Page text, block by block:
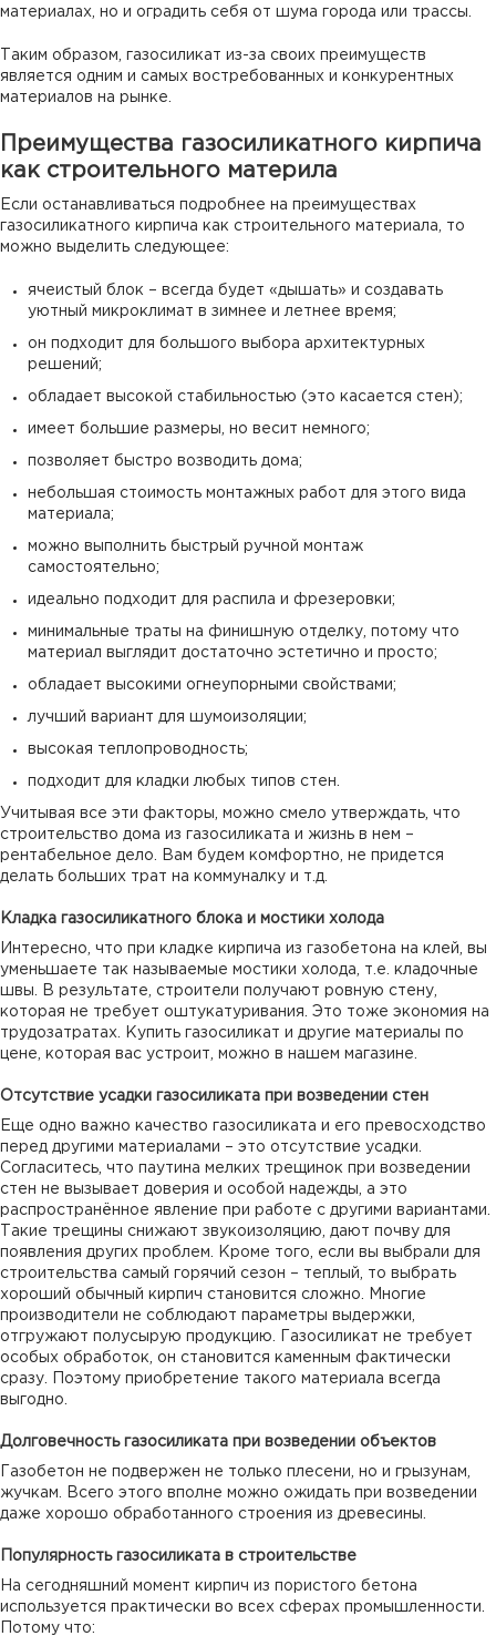
материалах, но и оградить себя от шума города или трассы.
Таким образом, газосиликат из-за своих преимуществ
является одним и самых востребованных и конкурентных
материалов на рынке.
Преимущества газосиликатного кирпича
как строительного материла
Если останавливаться подробнее на преимуществах
газосиликатного кирпича как строительного материала, то
можно выделить следующее:
ячеистый блок – всегда будет «дышать» и создавать
уютный микроклимат в зимнее и летнее время;
он подходит для большого выбора архитектурных
решений;
обладает высокой стабильностью (это касается стен);
имеет большие размеры, но весит немного;
позволяет быстро возводить дома;
небольшая стоимость монтажных работ для этого вида
материала;
можно выполнить быстрый ручной монтаж
самостоятельно;
идеально подходит для распила и фрезеровки;
минимальные траты на финишную отделку, потому что
материал выглядит достаточно эстетично и просто;
обладает высокими огнеупорными свойствами;
лучший вариант для шумоизоляции;
высокая теплопроводность;
подходит для кладки любых типов стен.
Учитывая все эти факторы, можно смело утверждать, что
строительство дома из газосиликата и жизнь в нем –
рентабельное дело. Вам будем комфортно, не придется
делать больших трат на коммуналку и т.д.
Кладка газосиликатного блока и мостики холода
Интересно, что при кладке кирпича из газобетона на клей, вы
уменьшаете так называемые мостики холода, т.е. кладочные
швы. В результате, строители получают ровную стену,
которая не требует оштукатуривания. Это тоже экономия на
трудозатратах. Купить газосиликат и другие материалы по
цене, которая вас устроит, можно в нашем магазине.
Отсутствие усадки газосиликата при возведении стен
Еще одно важно качество газосиликата и его превосходство
перед другими материалами – это отсутствие усадки.
Согласитесь, что паутина мелких трещинок при возведении
стен не вызывает доверия и особой надежды, а это
распространённое явление при работе с другими вариантами.
Такие трещины снижают звукоизоляцию, дают почву для
появления других проблем. Кроме того, если вы выбрали для
строительства самый горячий сезон – теплый, то выбрать
хороший обычный кирпич становится сложно. Многие
производители не соблюдают параметры выдержки,
отгружают полусырую продукцию. Газосиликат не требует
особых обработок, он становится каменным фактически
сразу. Поэтому приобретение такого материала всегда
выгодно.
Долговечность газосиликата при возведении объектов
Газобетон не подвержен не только плесени, но и грызунам,
жучкам. Всего этого вполне можно ожидать при возведении
даже хорошо обработанного строения из древесины.
Популярность газосиликата в строительстве
На сегодняшний момент кирпич из пористого бетона
используется практически во всех сферах промышленности.
Потому что: